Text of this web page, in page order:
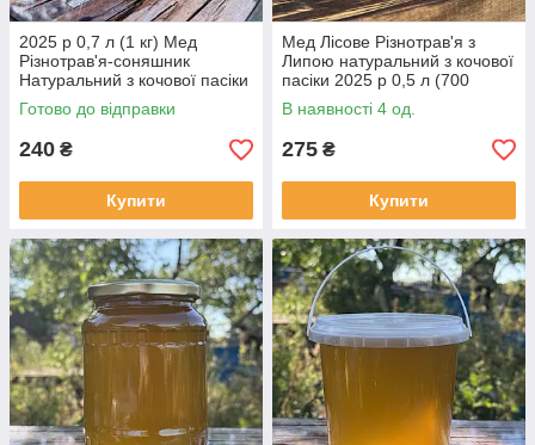
2025 р 0,7 л (1 кг) Мед
Різнотрав'я-соняшник
Натуральний з кочової пасіки
Готово до відправки
240 ₴
Купити
Мед Лісове Різнотрав'я з
Липою натуральний з кочової
пасіки 2025 р 0,5 л (700
грам)
В наявності 4 од.
275 ₴
Купити